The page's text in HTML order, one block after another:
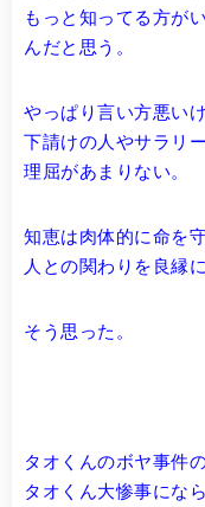
もっと知ってる方が
んだと思う。
やっぱり言い方悪い
下請けの人やサラリ
理屈があまりない。
知恵は肉体的に命を
人との関わりを良縁
そう思った。
タオくんのボヤ事件
タオくん大惨事にな